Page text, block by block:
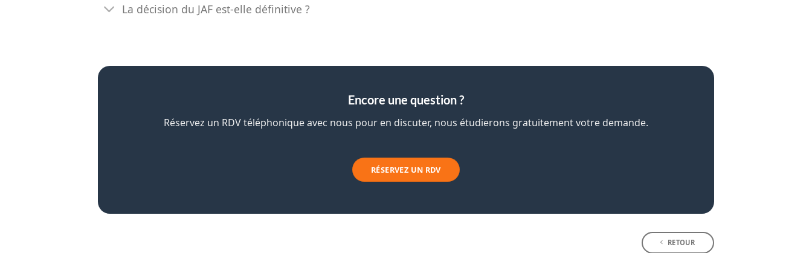
La décision du JAF est-elle définitive ?
Encore une question ?
Réservez un RDV téléphonique avec nous pour en discuter, nous étudierons gratuitement votre demande.
RÉSERVEZ UN RDV
RETOUR